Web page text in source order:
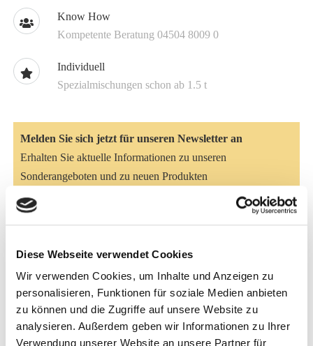
Diese Webseite verwendet Cookies
Wir verwenden Cookies, um Inhalte und Anzeigen zu
personalisieren, Funktionen für soziale Medien anbieten
zu können und die Zugriffe auf unsere Website zu
analysieren. Außerdem geben wir Informationen zu Ihrer
Verwendung unserer Website an unsere Partner für
Know How
Kompetente Beratung 04504 8009 0
Individuell
Spezialmischungen schon ab 1.5 t
Melden Sie sich jetzt für unseren Newsletter an
Erhalten Sie aktuelle Informationen zu unseren
Sonderangeboten und zu neuen Produkten
Das Futter ist mit zusätzlichen Nähr- und Mineralstoffen,
Spurenelementen und Vitaminen angereichert. Dieses
energieoptimierte Kaninchenfutter sichert eine hohe
Fruchtbarkeit bei der Häsin und beim Rammler. Eine